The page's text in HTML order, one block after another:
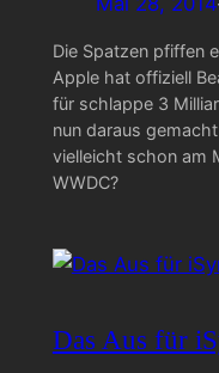
Die Spatzen pfiffen
Apple hat offiziell
für schlappe 3
nun daraus
vielleicht schon am
WWDC?
Das Aus für